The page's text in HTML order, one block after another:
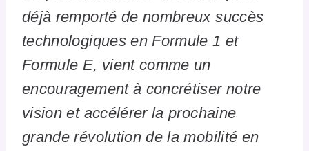
déjà remporté de nombreux succès
technologiques en Formule 1 et
Formule E, vient comme un
encouragement à concrétiser notre
vision et accélérer la prochaine
grande révolution de la mobilité en